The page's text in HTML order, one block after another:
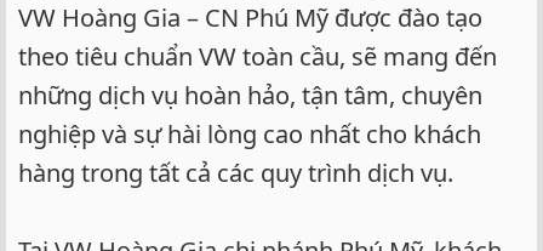
VW Hoàng Gia – CN Phú Mỹ được đào tạo
theo tiêu chuẩn VW toàn cầu, sẽ mang đến
những dịch vụ hoàn hảo, tận tâm, chuyên
nghiệp và sự hài lòng cao nhất cho khách
hàng trong tất cả các quy trình dịch vụ.